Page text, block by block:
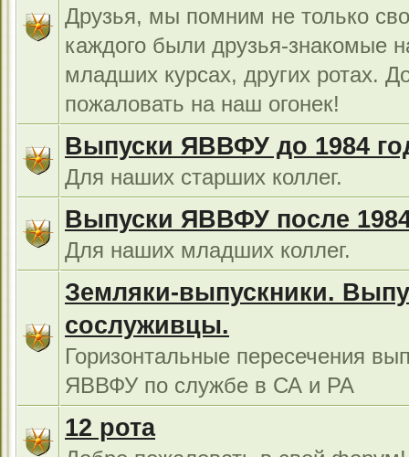
Друзья, мы помним не только
каждого были друзья-знакомые
младших курсах, других ротах.
пожаловать на наш огонек!
Выпуски ЯВВФУ до 1984
Для наших старших коллег.
Выпуски ЯВВФУ после
Для наших младших коллег.
Земляки-выпускники.
сослуживцы.
Горизонтальные пересечения
ЯВВФУ по службе в СА и РА
12 рота